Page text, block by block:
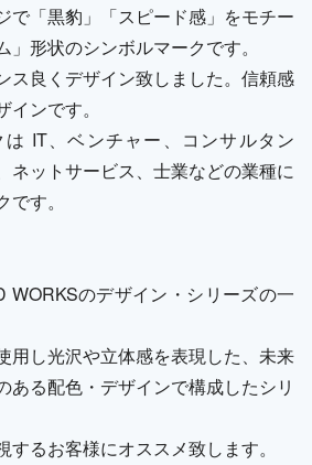
で「黒豹」「スピード感」をモチー
形状のシンボルマークです。
ス良くデザイン致しました。信頼感
ンです。
IT、ベンチャー、コンサルタン
ネットサービス、士業などの業種に
す。
WORKSのデザイン・シリーズの一
用し光沢や立体感を表現した、未来
ある配色・デザインで構成したシリ
るお客様にオススメ致します。